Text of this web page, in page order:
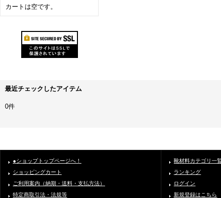
カートは空です。
最近チェックしたアイテム
0件
●ショップトップページへ！
ショッピングカート
ご利用案内（納期・送料・支払方法）
特定商取引法・法規等
靴材料カテゴリ一
ランキング
ログイン
新規登録はこちら